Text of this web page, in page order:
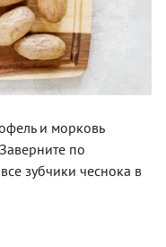
и морковь
по
зубчики чеснока в